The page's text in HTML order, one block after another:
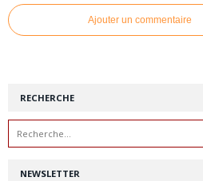
Ajouter un commentaire
NEWSLETTER
RECHERCHE